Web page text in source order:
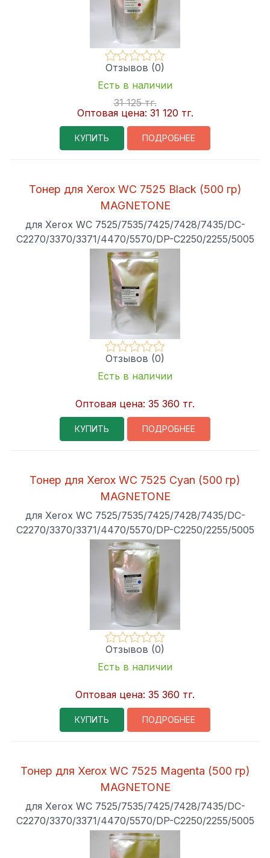
Отзывов (0)
Есть в наличии
31 125 тг.
Оптовая цена: 31 120 тг.
КУПИТЬ ПОДРОБНЕЕ
Тонер для Xerox WC 7525 Black (500 гр)
MAGNETONE
для Xerox WC 7525/7535/7425/7428/7435/DC-
C2270/3370/3371/4470/5570/DP-C2250/2255/5005
Отзывов (0)
Есть в наличии
Оптовая цена: 35 360 тг.
КУПИТЬ ПОДРОБНЕЕ
Тонер для Xerox WC 7525 Cyan (500 гр)
MAGNETONE
для Xerox WC 7525/7535/7425/7428/7435/DC-
C2270/3370/3371/4470/5570/DP-C2250/2255/5005
Отзывов (0)
Есть в наличии
Оптовая цена: 35 360 тг.
КУПИТЬ ПОДРОБНЕЕ
Тонер для Xerox WC 7525 Magenta (500 гр)
MAGNETONE
для Xerox WC 7525/7535/7425/7428/7435/DC-
C2270/3370/3371/4470/5570/DP-C2250/2255/5005